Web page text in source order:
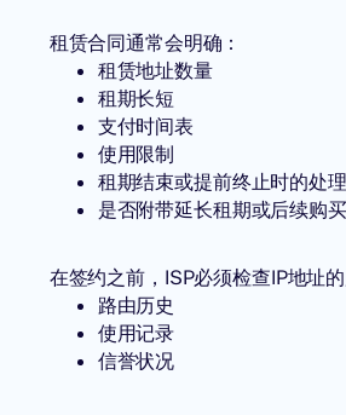
租赁合同通常会明确：
租赁地址数量
租期长短
支付时间表
使用限制
租期结束或提前终止时的处
是否附带延长租期或后续购
在签约之前，ISP必须检查IP地址的
路由历史
使用记录
信誉状况